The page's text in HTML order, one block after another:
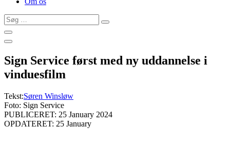
Søg
…
Sign Service først med ny uddannelse i
vinduesfilm
Tekst:Søren Winsløw
Foto: Sign Service
PUBLICERET: 25 January 2024
OPDATERET: 25 January